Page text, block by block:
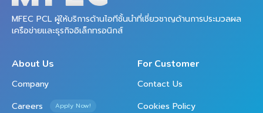
MFEC PCL ผู้ให้บริการด้านไอทีชั้นนำที่เชี่ยวชาญด้านการประมวลผล
เครือข่ายและธุรกิจอิเล็กทรอนิกส์
About Us
Company
Careers
Apply Now!
For Customer
Contact Us
Cookies Policy